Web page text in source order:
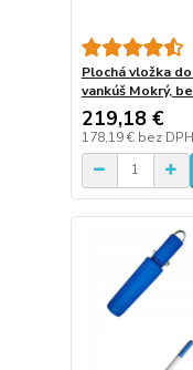
Plochá vložka
vankúš Mokrý,
219,18 €
178,19 € bez DPH